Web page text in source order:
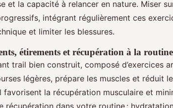
et la capacité à relancer en nature. Miser
intégrant régulièrement ces
et limiter les blessures.
étirements et récupération à la routine
trail bien construit, composé d’exercices
légères, prépare les muscles et réduit
la récupération musculaire et
récupération dans votre routine :